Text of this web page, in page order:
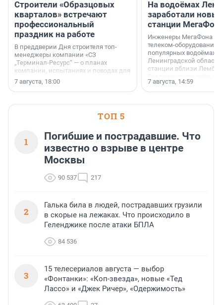
Строители «Образцовых
кварталов» встречают
профессиональный
праздник на работе
В преддверии Дня строителя топ-
менеджеры компании «СЗ
„Терминал-Ресурс“ — о планах
компании, испытаниях и поводах для
осторожного оптимизма.
7 августа, 18:00
На водоёмах
заработали
станции
Инженеры МегаФона
телеком-оборудование
популярных водоёмах
Ленинградской
станции вблизи
недалеко от Большого
водопада.
7 августа, 14:59
ТОП 5
1
Погибшие и пострадавшие. Что
известно о взрыве в центре
Москвы
90 537 217
2
Галька била в людей, пострадавших грузили
в скорые на лежаках. Что происходило в
Геленджике после атаки БПЛА
84 536
3
15 телесериалов августа — выбор
«Фонтанки»: «Коп-звезда», новые «Тед
Лассо» и «Джек Ричер», «Одержимость»